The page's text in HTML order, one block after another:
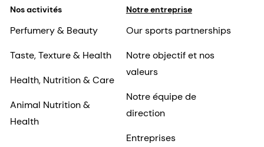
Nos activités
Perfumery & Beauty
Taste, Texture & Health
Health, Nutrition & Care
Animal Nutrition &
Health
Notre entreprise
Our sports partnerships
Notre objectif et nos
valeurs
Notre équipe de
direction
Entreprises